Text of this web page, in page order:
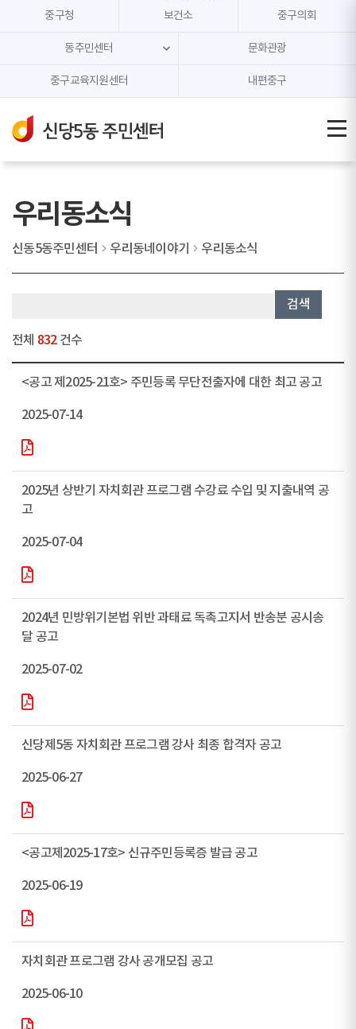
본문 내용 바로가기
주메뉴 바로가기
중구청 보건소 중구의회
동주민센터 문화관광
중구교육지원센터 내편중구
우리동소식
신동5동주민센터 우리동네이야기 우리동소식
검색
전체 832건수
<공고 제2025-21호> 주민등록 무단전출자에 대한 최고 공고
2025-07-14
2025년 상반기 자치회관 프로그램 수강료 수입 및 지출내역 공
고
2025-07-04
2024년 민방위기본법 위반 과태료 독촉고지서 반송분 공시송
달 공고
2025-07-02
신당제5동 자치회관 프로그램 강사 최종 합격자 공고
2025-06-27
<공고제2025-17호> 신규주민등록증 발급 공고
2025-06-19
자치회관 프로그램 강사 공개모집 공고
2025-06-10